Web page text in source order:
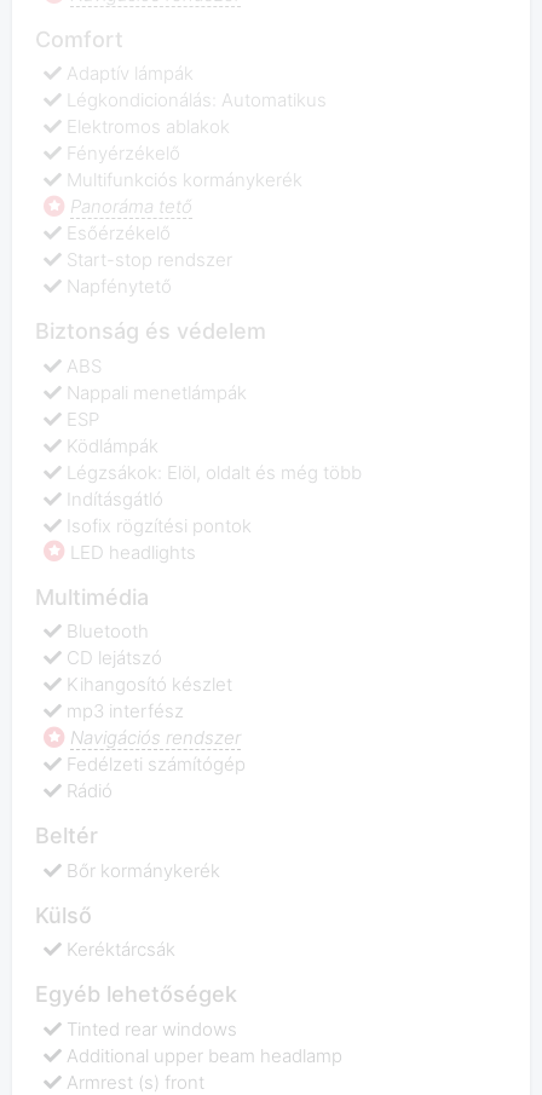
Comfort
Adaptív lámpák
Légkondicionálás: Automatikus
Elektromos ablakok
Fényérzékelő
Multifunkciós kormánykerék
Panoráma tető
Esőérzékelő
Start-stop rendszer
Napfénytető
Biztonság és védelem
ABS
Nappali menetlámpák
ESP
Ködlámpák
Légzsákok: Elöl, oldalt és még több
Indításgátló
Isofix rögzítési pontok
LED headlights
Multimédia
Bluetooth
CD lejátszó
Kihangosító készlet
mp3 interfész
Navigációs rendszer
Fedélzeti számítógép
Rádió
Beltér
Bőr kormánykerék
Külső
Keréktárcsák
Egyéb lehetőségek
Tinted rear windows
Additional upper beam headlamp
Armrest (s) front